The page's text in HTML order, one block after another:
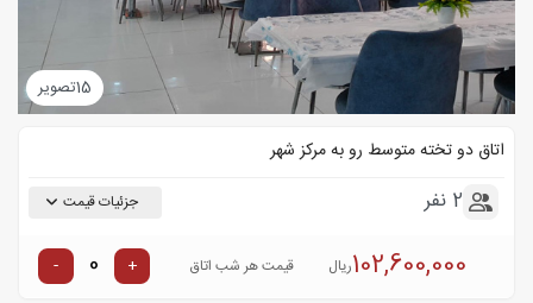
15تصویر
اتاق دو تخته متوسط رو به مرکز شهر
2 نفر جزئیات قیمت
102,600,000ریال قیمت هر شب اتاق +
-